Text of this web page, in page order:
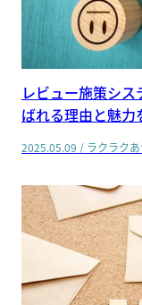
レビュー施策シ
ばれる理由と魅力
2025.05.09 / ラクラク